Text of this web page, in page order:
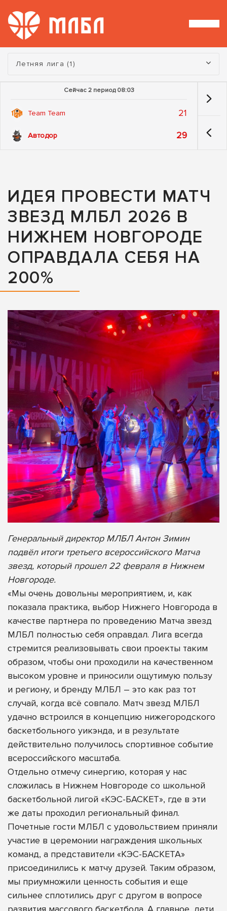
Турнир:
Летняя лига (1)
Сейчас 2 период 08:03
Team Team 21
Автодор 29
ИДЕЯ ПРОВЕСТИ МАТЧ
ЗВЕЗД МЛБЛ 2026 В
НИЖНЕМ НОВГОРОДЕ
ОПРАВДАЛА СЕБЯ НА
200%
Генеральный директор МЛБЛ Антон Зимин
подвёл итоги третьего всероссийского Матча
звезд, который прошел 22 февраля в Нижнем
Новгороде.
«Мы очень довольны мероприятием, и, как
показала практика, выбор Нижнего Новгорода в
качестве партнера по проведению Матча звезд
МЛБЛ полностью себя оправдал. Лига всегда
стремится реализовывать свои проекты таким
образом, чтобы они проходили на качественном
высоком уровне и приносили ощутимую пользу
и региону, и бренду МЛБЛ – это как раз тот
случай, когда всё совпало. Матч звезд МЛБЛ
удачно встроился в концепцию нижегородского
баскетбольного уикэнда, и в результате
действительно получилось спортивное событие
всероссийского масштаба.
Отдельно отмечу синергию, которая у нас
сложилась в Нижнем Новгороде со школьной
баскетбольной лигой «КЭС-БАСКЕТ», где в эти
же даты проходил региональный финал.
Почетные гости МЛБЛ с удовольствием приняли
участие в церемонии награждения школьных
команд, а представители «КЭС-БАСКЕТА»
присоединились к матчу друзей. Таким образом,
мы приумножили ценность события и еще
сильнее сплотились друг с другом в вопросе